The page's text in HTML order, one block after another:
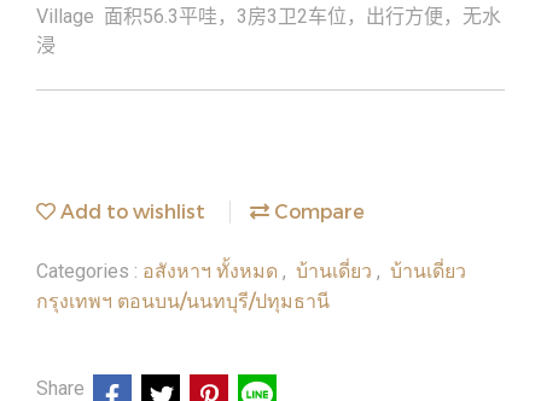
Village 面积56.3平哇，3房3卫2车位，出行方便，无水
浸️
Add to wishlist Compare
Categories : อสังหาฯ ทั้งหมด , บ้านเดี่ยว , บ้านเดี่ยว
กรุงเทพฯ ตอนบน/นนทบุรี/ปทุมธานี
Share